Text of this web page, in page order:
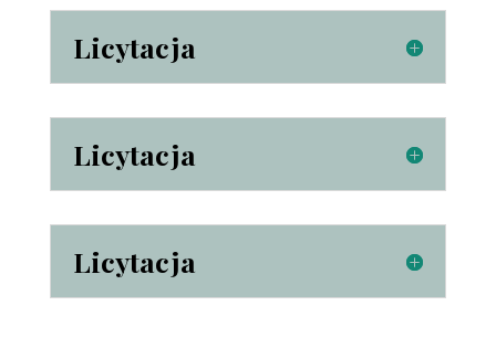
Licytacja
Licytacja
Licytacja